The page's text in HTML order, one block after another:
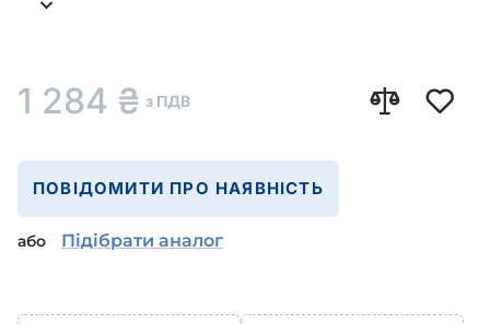
1 284 ₴ з ПДВ
ПОВІДОМИТИ ПРО НАЯВНІСТЬ
або Підібрати аналог